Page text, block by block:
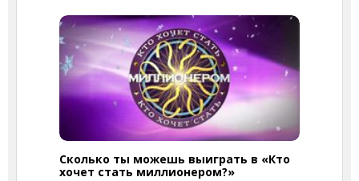
Сколько ты можешь выиграть в «Кто
хочет стать миллионером?»